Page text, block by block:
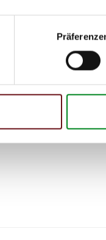
Person